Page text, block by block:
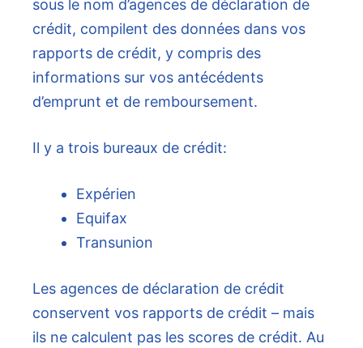
sous le nom d’agences de déclaration de
crédit, compilent des données dans vos
rapports de crédit, y compris des
informations sur vos antécédents
d’emprunt et de remboursement.
Il y a trois bureaux de crédit:
Expérien
Equifax
Transunion
Les agences de déclaration de crédit
conservent vos rapports de crédit – mais
ils ne calculent pas les scores de crédit. Au